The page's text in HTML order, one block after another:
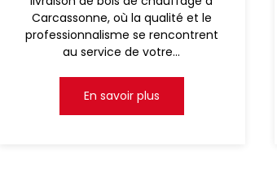
Carcassonne, où la qualité et le
professionnalisme se rencontrent
au service de votre...
En savoir plus